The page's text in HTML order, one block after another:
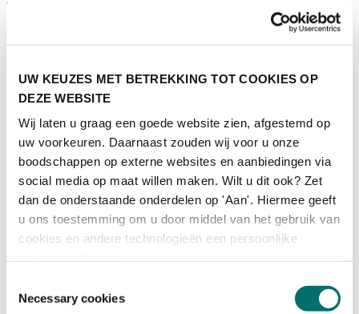
UW KEUZES MET BETREKKING TOT COOKIES OP
DEZE WEBSITE
Wij laten u graag een goede website zien, afgestemd op
uw voorkeuren. Daarnaast zouden wij voor u onze
boodschappen op externe websites en aanbiedingen via
social media op maat willen maken. Wilt u dit ook? Zet
dan de onderstaande onderdelen op 'Aan'. Hiermee geeft
u ons toestemming om u door middel van het gebruik van
cookies en andere technologieën een persoonlijke
Necessary cookies
Programma
Plattegrond
Programma
Bezoekersinformatie
Tickets
Bezoekersinformatie
Bereikbaarheid Horecava
Veelgestelde Vragen
Ticket kopen voor Horecava
TICKETS HORECAVA
Over Horecava
Over Horecava